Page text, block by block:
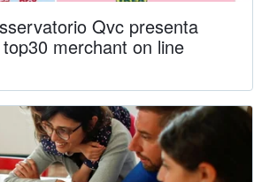
Qvc presenta
merchant on line